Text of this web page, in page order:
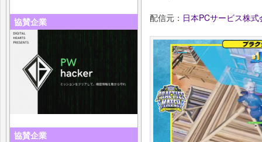
協賛企業
協賛企業
配信元： 日本PCサービス株式